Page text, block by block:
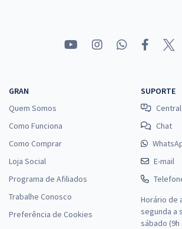
à vista
29,52
Economize R$ 88,56 (-20%)
Comprar
UFRGS - Universidade Federal do Rio Grande
(Módulo - Especial)
GRAN
Quem Somos
Como Funciona
Como Comprar
Loja Social
Programa de Afiliados
Trabalhe Conosco
Preferência de Cookies
SUPORTE
Chat
E-mail
Horário de
segunda a
sábado (9h